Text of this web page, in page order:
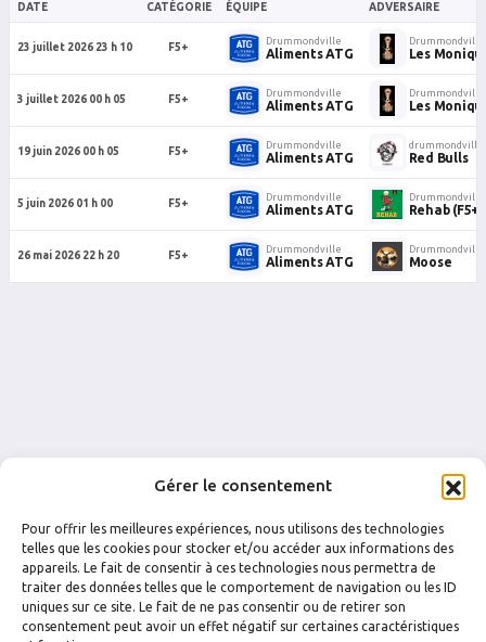
Gérer le consentement
Pour offrir les meilleures expériences, nous utilisons des technologies
telles que les cookies pour stocker et/ou accéder aux informations des
appareils. Le fait de consentir à ces technologies nous permettra de
traiter des données telles que le comportement de navigation ou les ID
uniques sur ce site. Le fait de ne pas consentir ou de retirer son
consentement peut avoir un effet négatif sur certaines caractéristiques
DATE CATÉGORIE ÉQUIPE ADVERSAIRE
23 juillet 2026 23 h 10 F5+
Drummondville
Aliments ATG
Drummondville
Les
3 juillet 2026 00 h 05 F5+
Drummondville
Aliments ATG
Drummondville
Les
19 juin 2026 00 h 05 F5+
Drummondville
Aliments ATG
drummondville
Red Bulls
5 juin 2026 01 h 00 F5+
Drummondville
Aliments ATG
Drummondville
Rehab (F5+)
26 mai 2026 22 h 20 F5+
Drummondville
Aliments ATG
Drummondville
Moose
FACEBOOK INSTAGRAM